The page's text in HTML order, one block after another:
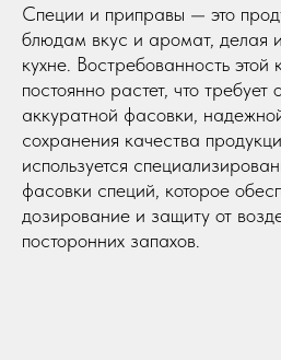
Специи и приправы — это
блюдам вкус и аромат, делая
кухне. Востребованность этой
постоянно растет, что требует
аккуратной фасовки,
сохранения качества
используется
фасовки специй, которое
дозирование и защиту от
посторонних запахов.